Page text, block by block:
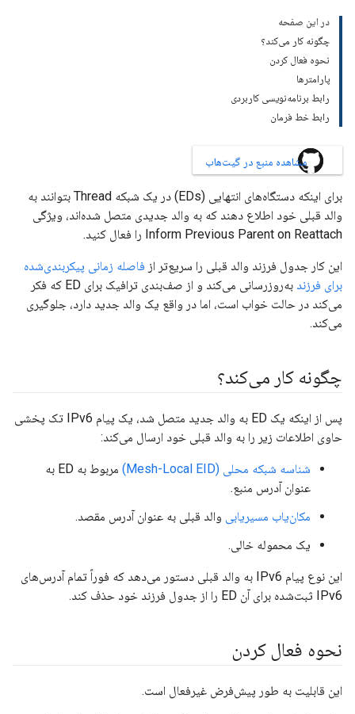
در این صفحه
چگونه کار می‌کند؟
نحوه فعال کردن
پارامترها
رابط برنامه‌نویسی کاربردی
رابط خط فرمان
مشاهده منبع در گیت‌هاب
برای اینکه دستگاه‌های انتهایی (EDs) در یک شبکه Thread بتوانند به
والد قبلی خود اطلاع دهند که به والد جدیدی متصل شده‌اند، ویژگی
Inform Previous Parent on Reattach را فعال کنید.
این کار جدول فرزند والد قبلی را سریع‌تر از فاصله زمانی پیکربندی‌شده
برای فرزند
به‌روزرسانی می‌کند و از صف‌بندی ترافیک برای ED که فکر
می‌کند در حالت خواب است، اما در واقع یک والد جدید دارد، جلوگیری
می‌کند.
چگونه کار می‌کند؟
پس از اینکه یک ED به والد جدید متصل شد، یک پیام IPv6 تک پخشی
حاوی اطلاعات زیر را به والد قبلی خود ارسال می‌کند:
شناسه شبکه محلی (Mesh-Local EID)
مربوط به ED به
عنوان آدرس منبع.
مکان‌یاب مسیریابی والد قبلی به عنوان آدرس مقصد.
یک محموله خالی.
این نوع پیام IPv6 به والد قبلی دستور می‌دهد که فوراً تمام آدرس‌های
IPv6 ثبت‌شده برای آن ED را از جدول فرزند خود حذف کند.
نحوه فعال کردن
این قابلیت به طور پیش‌فرض غیرفعال است.